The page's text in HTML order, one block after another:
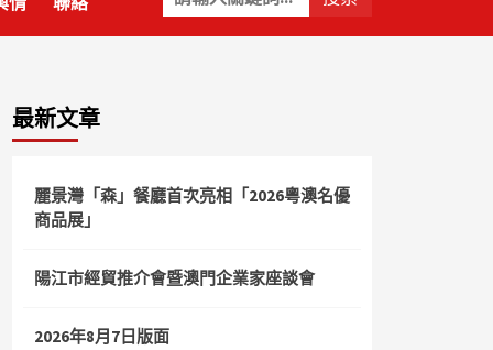
鍵
字:
最新文章
麗景灣「森」餐廳首次亮相「2026粵澳名優
商品展」
陽江市經貿推介會暨澳門企業家座談會
2026年8月7日版面